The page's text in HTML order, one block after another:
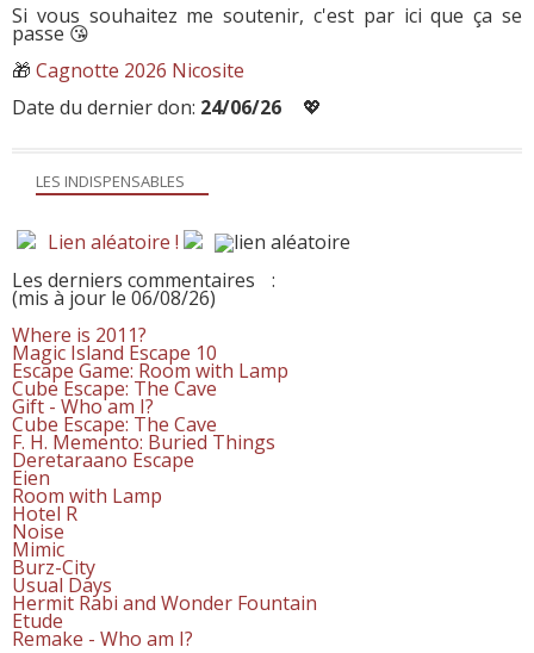
LES INDISPENSABLES
Lien aléatoire !
Les derniers commentaires
:
(mis à jour le 06/08/26)
Where is 2011?
Magic Island Escape 10
Escape Game: Room with Lamp
Cube Escape: The Cave
Gift - Who am I?
Cube Escape: The Cave
F. H. Memento: Buried Things
Deretaraano Escape
Eien
Room with Lamp
Hotel R
Noise
Mimic
Burz-City
Usual Days
Hermit Rabi and Wonder Fountain
Etude
Remake - Who am I?
Si vous souhaitez me soutenir, c'est par ici que ça se
passe 😘
🎁 Cagnotte 2026 Nicosite
Date du dernier don: 24/06/26 💖